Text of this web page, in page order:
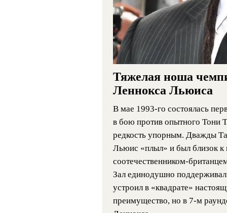
Тяжелая ноша
Леннокса Льюиса
В мае 1993-го состоялась
в бою против опытного Тони
редкость упорным. Дважды
Льюис «плыл» и был близок
соотечественником-
Зал единодушно
устроил в «квадрате»
преимущество, но в 7-м